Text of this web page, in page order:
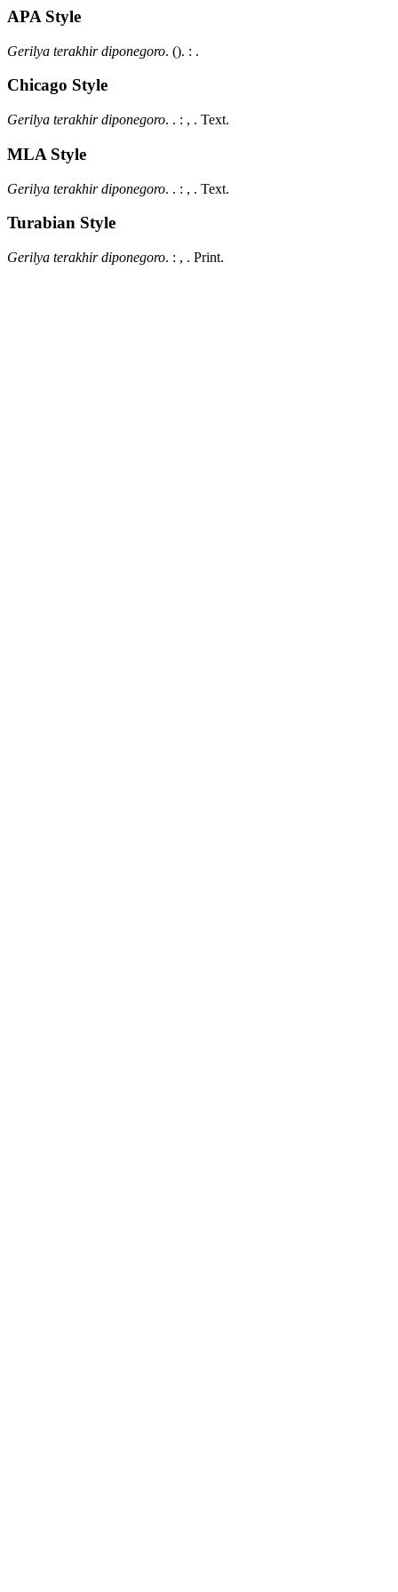
APA Style
Gerilya terakhir diponegoro. (). : .
Chicago Style
Gerilya terakhir diponegoro. . : , . Text.
MLA Style
Gerilya terakhir diponegoro. . : , . Text.
Turabian Style
Gerilya terakhir diponegoro. : , . Print.